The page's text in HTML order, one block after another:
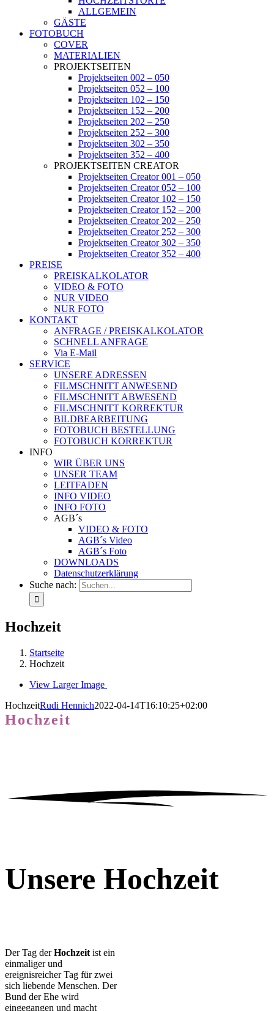
ALLGEMEIN
GÄSTE
FOTOBUCH
COVER
MATERIALIEN
PROJEKTSEITEN
Projektseiten 002 – 050
Projektseiten 052 – 100
Projektseiten 102 – 150
Projektseiten 152 – 200
Projektseiten 202 – 250
Projektseiten 252 – 300
Projektseiten 302 – 350
Projektseiten 352 – 400
PROJEKTSEITEN CREATOR
Projektseiten Creator 001 – 050
Projektseiten Creator 052 – 100
Projektseiten Creator 102 – 150
Projektseiten Creator 152 – 200
Projektseiten Creator 202 – 250
Projektseiten Creator 252 – 300
Projektseiten Creator 302 – 350
Projektseiten Creator 352 – 400
PREISE
PREISKALKOLATOR
VIDEO & FOTO
NUR VIDEO
NUR FOTO
KONTAKT
ANFRAGE / PREISKALKOLATOR
SCHNELL ANFRAGE
Via E-Mail
SERVICE
UNSERE ADRESSEN
FILMSCHNITT ANWESEND
FILMSCHNITT ABWESEND
FILMSCHNITT KORREKTUR
BILDBEARBEITUNG
FOTOBUCH BESTELLUNG
FOTOBUCH KORREKTUR
INFO
WIR ÜBER UNS
UNSER TEAM
LEITFADEN
INFO VIDEO
INFO FOTO
AGB´s
VIDEO & FOTO
AGB´s Video
AGB´s Foto
DOWNLOADS
Datenschutzerklärung
Suche nach:
Hochzeit
Startseite
Hochzeit
View Larger Image
HochzeitRudi Hennich2022-04-14T16:10:25+02:00
Hochzeit
Unsere Hochzeit
Der Tag derHochzeitist ein
einmaliger und
ereignisreicher Tag für zwei
sich liebende Menschen. Der
Bund der Ehe wird
eingegangen und macht